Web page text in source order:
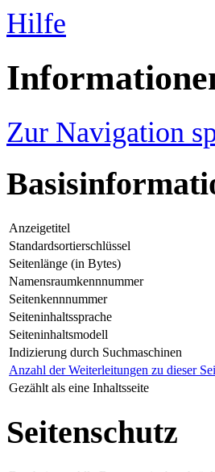
Hilfe
Zur Navigation
Anzeigetitel
Standardsortierschlüssel
Seitenlänge (in Bytes)
Namensraumkennnummer
Seitenkennnummer
Seiteninhaltssprache
Seiteninhaltsmodell
Indizierung durch Suchmaschinen
Anzahl der Weiterleitungen zu dieser
Gezählt als eine Inhaltsseite
Seitenschutz